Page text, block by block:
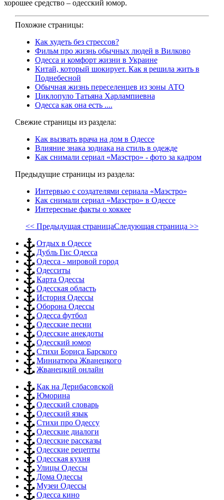
хорошее средство – одесский юмор.
Похожие страницы:
Как худеть без стрессов?
Фильм про жизнь обычных людей в Вилково
Одесса и комфорт жизни в Украине
Китай, который шокирует. Как я решила жить в
Поднебесной
Обычная жизнь переселенцев из зоны АТО
Циклопуло Татьяна Харлампиевна
Одесса как она есть ....
Свежие страницы из раздела:
Как вызвать врача на дом в Одессе
Влияние знака зодиака на стиль в одежде
Как снимали сериал «Маэстро» - фото за кадром
Предыдущие страницы из раздела:
Интервью с создателями сериала «Маэстро»
Как снимали сериал «Маэстро» в Одессе
Интересные факты о хоккее
<< Предыдущая страницаСледующая страница >>
Отдых в Одессе
Дубль Гис Одесса
Одесса - мировой город
Одесситы
Карта Одессы
Одесская область
История Одессы
Оборона Одессы
Одесса футбол
Одесские песни
Одесские анекдоты
Одесский юмор
Стихи Бориса Барского
Миниатюра Жванецкого
Жванецкий онлайн
Как на Дерибасовской
Юморина
Одесский словарь
Одесский язык
Стихи про Одессу
Одесские диалоги
Одесские рассказы
Одесские рецепты
Одесская кухня
Улицы Одессы
Дома Одессы
Музеи Одессы
Одесса кино